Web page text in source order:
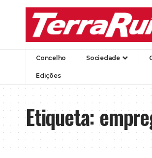
Concelho Sociedade
Edições
Etiqueta: